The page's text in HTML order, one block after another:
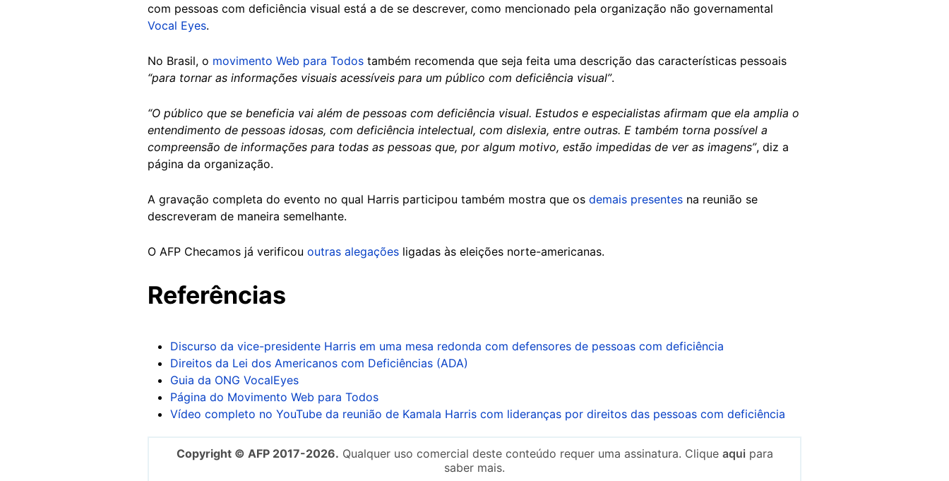
com pessoas com deficiência visual está a de se descrever, como mencionado pela organização não governamental
Vocal Eyes.
No Brasil, o movimento Web para Todos também recomenda que seja feita uma descrição das características pessoais
“para tornar as informações visuais acessíveis para um público com deficiência visual”.
“O público que se beneficia vai além de pessoas com deficiência visual. Estudos e especialistas afirmam que ela amplia o
entendimento de pessoas idosas, com deficiência intelectual, com dislexia, entre outras. E também torna possível a
compreensão de informações para todas as pessoas que, por algum motivo, estão impedidas de ver as imagens”, diz a
página da organização.
A gravação completa do evento no qual Harris participou também mostra que os demais presentes na reunião se
descreveram de maneira semelhante.
O AFP Checamos já verificou outras alegações ligadas às eleições norte-americanas.
Referências
Discurso da vice-presidente Harris em uma mesa redonda com defensores de pessoas com deficiência
Direitos da Lei dos Americanos com Deficiências (ADA)
Guia da ONG VocalEyes
Página do Movimento Web para Todos
Vídeo completo no YouTube da reunião de Kamala Harris com lideranças por direitos das pessoas com deficiência
Copyright © AFP 2017-2026. Qualquer uso comercial deste conteúdo requer uma assinatura. Clique aqui para
saber mais.